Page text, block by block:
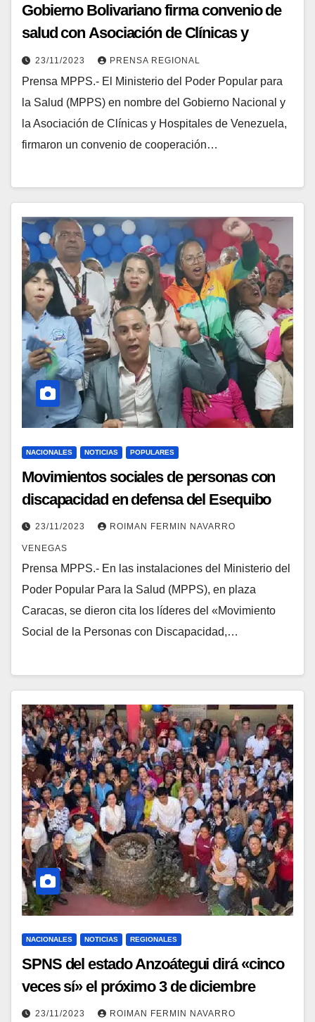
Gobierno Bolivariano firma convenio de
salud con Asociación de Clínicas y
Hospitales
23/11/2023 PRENSA REGIONAL
Prensa MPPS.- El Ministerio del Poder Popular para
la Salud (MPPS) en nombre del Gobierno Nacional y
la Asociación de Clínicas y Hospitales de Venezuela,
firmaron un convenio de cooperación…
NACIONALES NOTICIAS POPULARES
Movimientos sociales de personas con
discapacidad en defensa del Esequibo
23/11/2023 ROIMAN FERMIN NAVARRO
VENEGAS
Prensa MPPS.- En las instalaciones del Ministerio del
Poder Popular Para la Salud (MPPS), en plaza
Caracas, se dieron cita los líderes del «Movimiento
Social de la Personas con Discapacidad,…
NACIONALES NOTICIAS REGIONALES
SPNS del estado Anzoátegui dirá «cinco
veces sí» el próximo 3 de diciembre
23/11/2023 ROIMAN FERMIN NAVARRO